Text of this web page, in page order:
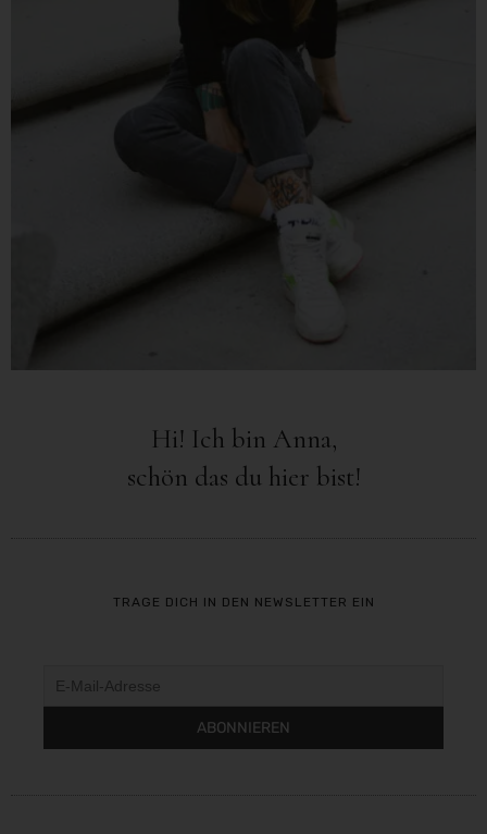
Hi! Ich bin Anna,
schön das du hier bist!
TRAGE DICH IN DEN NEWSLETTER EIN